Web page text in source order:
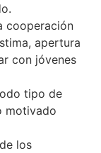
cooperación
apertura
con jóvenes
tipo de
motivado
los